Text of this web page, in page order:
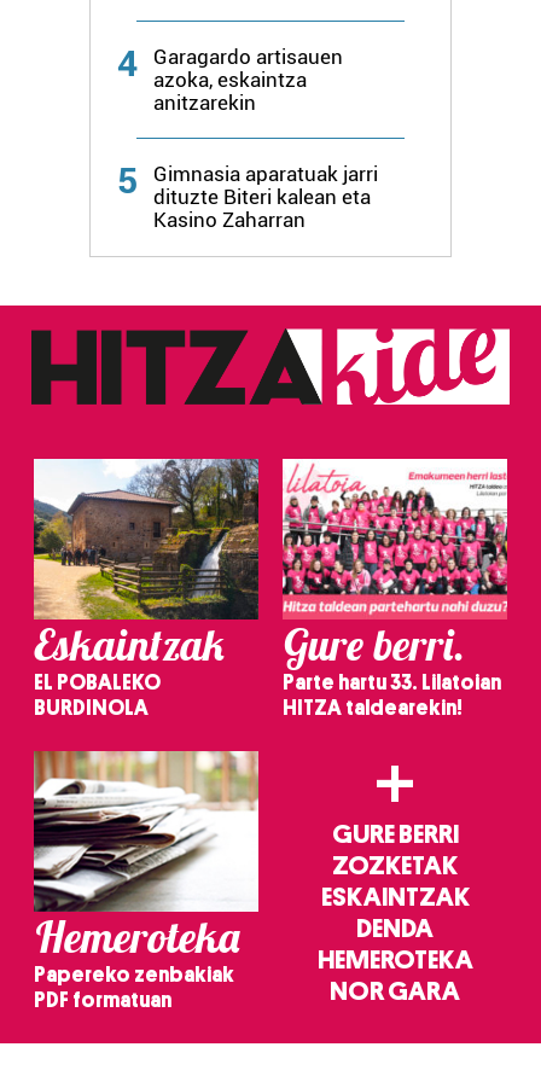
4
Garagardo artisauen
azoka, eskaintza
anitzarekin
5
Gimnasia aparatuak jarri
dituzte Biteri kalean eta
Kasino Zaharran
Eskaintzak
EL POBALEKO
BURDINOLA
Gure berri.
Parte hartu 33. Lilatoian
HITZA taldearekin!
Hemeroteka
Papereko zenbakiak
PDF formatuan
+
GURE BERRI
ZOZKETAK
ESKAINTZAK
DENDA
HEMEROTEKA
NOR GARA